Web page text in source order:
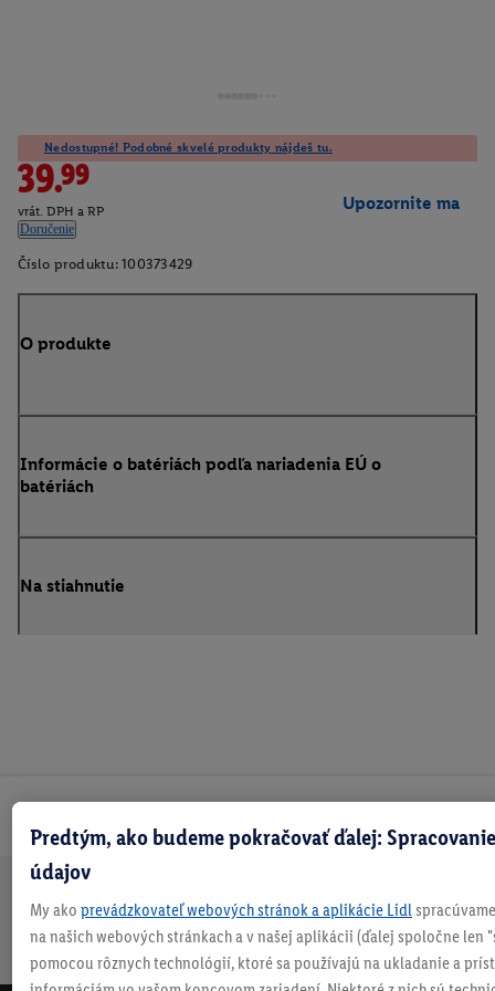
Nedostupné! Podobné skvelé produkty nájdeš tu.
39.99
vrát. DPH a RP
Doručenie
Upozornite ma
Číslo produktu: 100373429
O produkte
Informácie o batériách podľa nariadenia EÚ o
batériách
Na stiahnutie
Doprava
zadarmo
30 dní na
vrátenie
Vrátenie
zadarmo
Každý
týždeň
niečo nové
Bezpečný nákup
Predtým, ako budeme pokračovať ďalej:
údajov
My ako prevádzkovateľ webových stránok a aplikácie Lidl
na našich webových stránkach a v našej aplikácii (ďalej spoločne len
pomocou rôznych technológií, ktoré sa používajú na ukladanie a